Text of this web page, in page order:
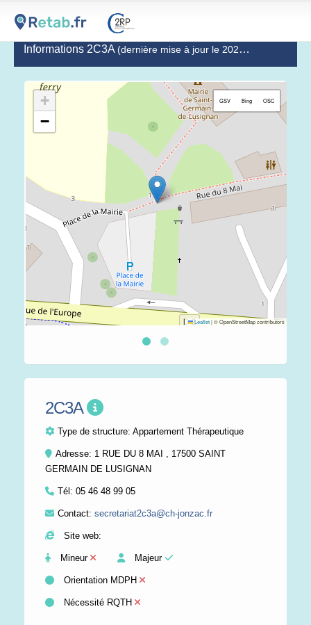
Informations 2C3A (dernière mise à jour le 2020-12-17)
+
−
GSV Bing OSC
Leaflet|© OpenStreetMap contributors
2C3A
Type de structure: Appartement Thérapeutique
Adresse: 1 RUE DU 8 MAI , 17500 SAINT
GERMAIN DE LUSIGNAN
Tél: 05 46 48 99 05
Contact: secretariat2c3a@ch-jonzac.fr
Site web:
Mineur Majeur
Orientation MDPH
Nécessité RQTH